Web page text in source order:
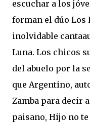
escuchar a los
forman el dúo Los
inolvidable
Luna. Los chicos
del abuelo por la
que Argentino,
Zamba para decir
paisano, Hijo no